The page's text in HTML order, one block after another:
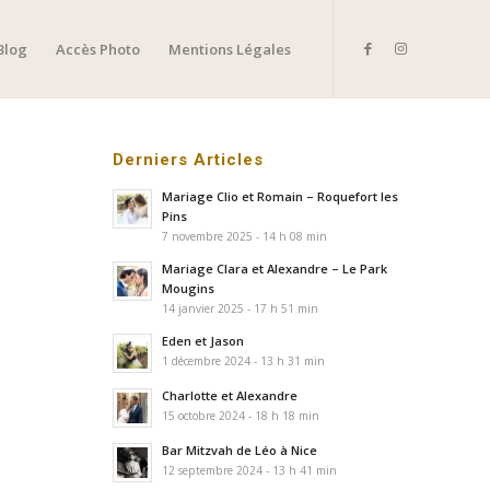
Accès Photo Mentions Légales
Derniers Articles
Mariage Clio et Romain – Roquefort les
Pins
7 novembre 2025 - 14 h 08 min
Mariage Clara et Alexandre – Le Park
Mougins
14 janvier 2025 - 17 h 51 min
Eden et Jason
1 décembre 2024 - 13 h 31 min
Charlotte et Alexandre
15 octobre 2024 - 18 h 18 min
Bar Mitzvah de Léo à Nice
12 septembre 2024 - 13 h 41 min